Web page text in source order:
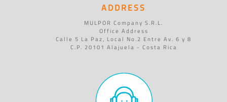
ADDRESS
MULPOR Company S.R.L.
Office Address
Calle 5 La Paz, Local No.2 Entre Av. 6 y 8
C.P. 20101 Alajuela - Costa Rica